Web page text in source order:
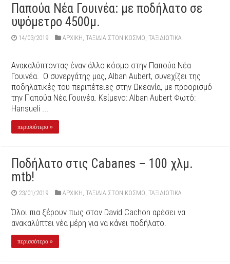
Παπούα Νέα Γουινέα: με ποδήλατο σε
υψόμετρο 4500μ.
14/03/2019 ΑΡΧΙΚΉ ,ΤΑΞΙΔΙΑ ΣΤΟΝ ΚΟΣΜΟ ,ΤΑΞΙΔΙΩΤΙΚΑ
Ανακαλύπτοντας έναν άλλο κόσμο στην Παπούα Νέα
Γουινέα. Ο συνεργάτης μας, Alban Aubert, συνεχίζει της
ποδηλατικές του περιπέτειες στην Ωκεανία, με προορισμό
την Παπούα Νέα Γουινέα. Κείμενο: Alban Aubert Φωτό:
Hansueli ...
περισσότερα »
Ποδήλατο στις Cabanes – 100 χλμ.
mtb!
23/01/2019 ΑΡΧΙΚΉ ,ΤΑΞΙΔΙΑ ΣΤΟΝ ΚΟΣΜΟ ,ΤΑΞΙΔΙΩΤΙΚΑ
Όλοι πια ξέρουν πως στον David Cachon αρέσει να
ανακαλύπτει νέα μέρη για να κάνει ποδήλατο.
περισσότερα »